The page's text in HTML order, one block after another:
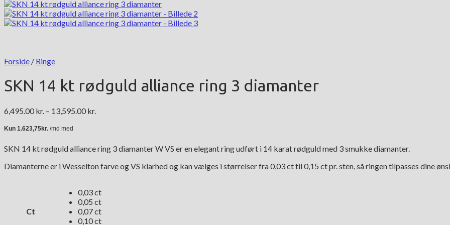
Forside / Ringe
SKN 14 kt rødguld alliance ring 3 diamanter
6,495.00 kr. – 13,595.00 kr.
SKN 14 kt rødguld alliance ring 3 diamanter W VS er en elegant ring udført i 14 karat rødguld med 3 smukke diamanter.
Diamanterne er i Wesselton farve og VS klarhed og kan vælges i størrelser fra 0,03 ct til 0,15 ct pr. sten, så ringen tilpasses dine
Ct
0,03 ct
0,05 ct
0,07 ct
0,10 ct